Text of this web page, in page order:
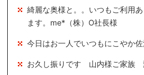
綺麗な奥様と。。いつもご利用
ます。me*（株）O社長様
今日はお一人でいつもにこやか
お久し振りです 山内様ご家族